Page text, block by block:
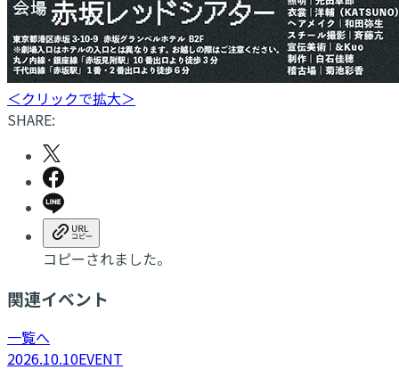
＜クリックで拡大＞
SHARE:
コピーされました。
関連イベント
一覧へ
2026.10.10EVENT